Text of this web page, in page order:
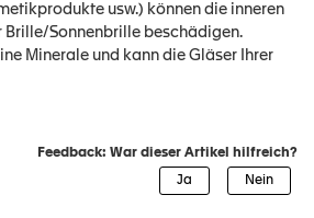
usw.) können die inneren
Brille/Sonnenbrille beschädigen.
Minerale und kann die Gläser Ihrer
Feedback: War dieser Artikel hilfreich?